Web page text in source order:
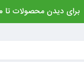
برای دیدن محصولات تا 70% تخفیف کلیک کنید.